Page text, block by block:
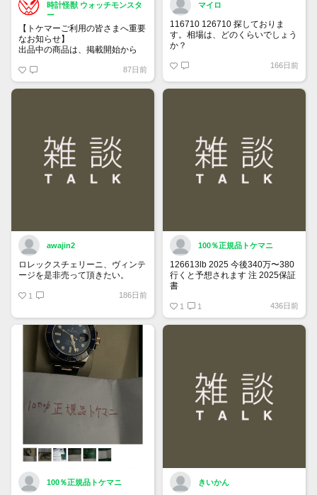
時計怪獣 ウォッチモンスタ
ー
【トケマーご利用の皆さまへ重要
なお知らせ】
出品中の商品は、掲載開始から
「下書き」へ戻ります。
トップページでお気に入り登録が
87日前
マイロ
116710 126710 探しておりま
す。相場は、どのくらいでしょう
か？
166日前
awajin2
ロレックスチェリーニ、ヴィンテ
ージを是非売って頂きたい。
1 186日前
100％正規品トケマニ
126613lb 2025 今後340万〜380
行くと予想されます 注 2025保証
書
2025/ @Watch_Monster_より
1 1 436日前
100％正規品トケマニ きいかん